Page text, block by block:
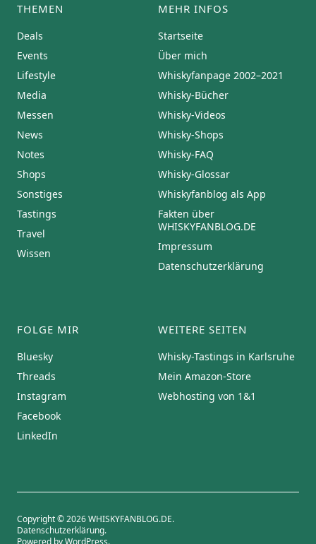
THEMEN
Deals
Events
Lifestyle
Media
Messen
News
Notes
Shops
Sonstiges
Tastings
Travel
Wissen
MEHR INFOS
Startseite
Über mich
Whiskyfanpage 2002–2021
Whisky-Bücher
Whisky-Videos
Whisky-Shops
Whisky-FAQ
Whisky-Glossar
Whiskyfanblog als App
Fakten über
WHISKYFANBLOG.DE
Impressum
Datenschutzerklärung
FOLGE MIR
Bluesky
Threads
Instagram
Facebook
LinkedIn
WEITERE SEITEN
Whisky-Tastings in Karlsruhe
Mein Amazon-Store
Webhosting von 1&1
Copyright © 2026 WHISKYFANBLOG.DE
Datenschutzerklärung
Powered byWordPress